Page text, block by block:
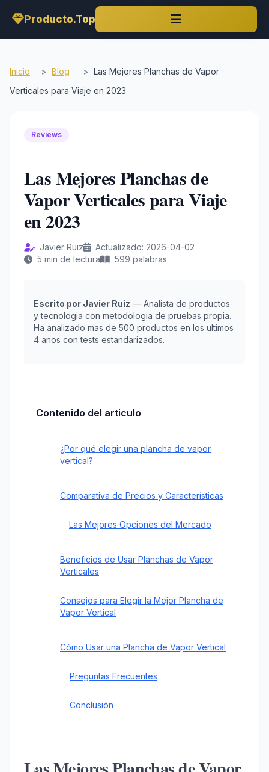
Producto.Top
Inicio > Blog > Las Mejores Planchas de Vapor
Verticales para Viaje en 2023
Reviews
Las Mejores Planchas de
Vapor Verticales para Viaje
en 2023
Javier Ruiz
Actualizado: 2026-04-02
5 min de lectura
599 palabras
Escrito por Javier Ruiz — Analista de productos
y tecnologia con metodologia de pruebas propia.
Ha analizado mas de 500 productos en los ultimos
4 anos con tests estandarizados.
Contenido del articulo
¿Por qué elegir una plancha de vapor
vertical?
Comparativa de Precios y Características
Las Mejores Opciones del Mercado
Beneficios de Usar Planchas de Vapor
Verticales
Consejos para Elegir la Mejor Plancha de
Vapor Vertical
Cómo Usar una Plancha de Vapor Vertical
Preguntas Frecuentes
Conclusión